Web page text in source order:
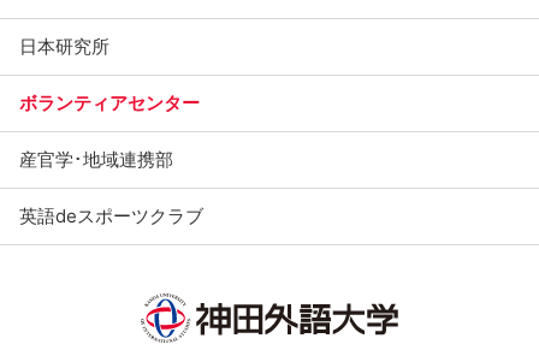
日本研究所
ボランティアセンター
産官学･地域連携部
英語deスポーツクラブ